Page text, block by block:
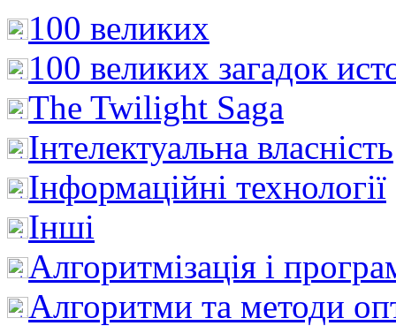
100 великих
100 великих загадок
The Twilight Saga
Інтелектуальна влaсність
Інформаційні технології
Інші
Алгоритмізація і
Алгоритми та методи